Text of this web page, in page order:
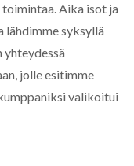
Aika isot ja
lähdimme syksyllä
yhteydessä
jolle esitimme
valikoitui